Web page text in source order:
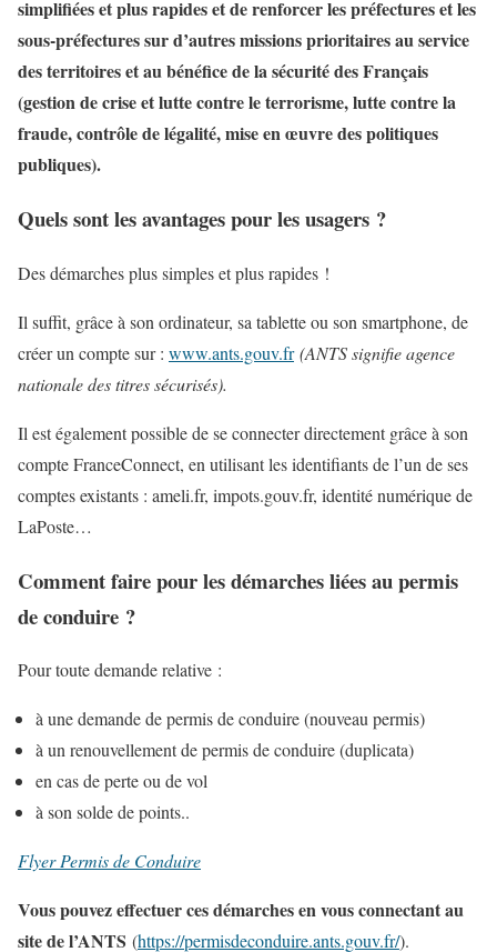
simplifiées et plus rapides et de renforcer les préfectures et les
sous-préfectures sur d’autres missions prioritaires au service
des territoires et au bénéfice de la sécurité des Français
(gestion de crise et lutte contre le terrorisme, lutte contre la
fraude, contrôle de légalité, mise en œuvre des politiques
publiques).
Quels sont les avantages pour les usagers ?
Des démarches plus simples et plus rapides !
Il suffit, grâce à son ordinateur, sa tablette ou son smartphone, de
créer un compte sur : www.ants.gouv.fr (ANTS signifie agence
nationale des titres sécurisés).
Il est également possible de se connecter directement grâce à son
compte FranceConnect, en utilisant les identifiants de l’un de ses
comptes existants : ameli.fr, impots.gouv.fr, identité numérique de
LaPoste…
Comment faire pour les démarches liées au permis
de conduire ?
Pour toute demande relative :
à une demande de permis de conduire (nouveau permis)
à un renouvellement de permis de conduire (duplicata)
en cas de perte ou de vol
à son solde de points..
Flyer Permis de Conduire
Vous pouvez effectuer ces démarches en vous connectant au
site de l’ANTS (https://permisdeconduire.ants.gouv.fr/).